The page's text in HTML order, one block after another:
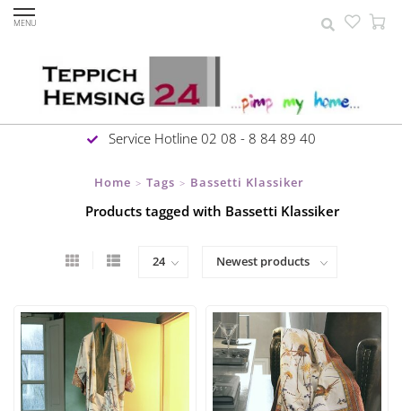
MENU
Service Hotline 02 08 - 8 84 89 40
Home > Tags > Bassetti Klassiker
Products tagged with Bassetti Klassiker